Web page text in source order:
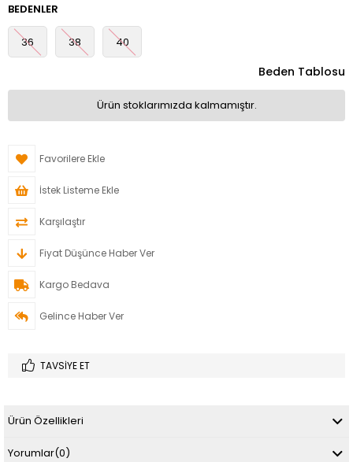
BEDENLER
36 38 40
Beden Tablosu
Ürün stoklarımızda kalmamıştır.
Favorilere Ekle
İstek Listeme Ekle
Karşılaştır
Fiyat Düşünce Haber Ver
Kargo Bedava
Gelince Haber Ver
TAVSIYE ET
Ürün Özellikleri
Yorumlar(0)